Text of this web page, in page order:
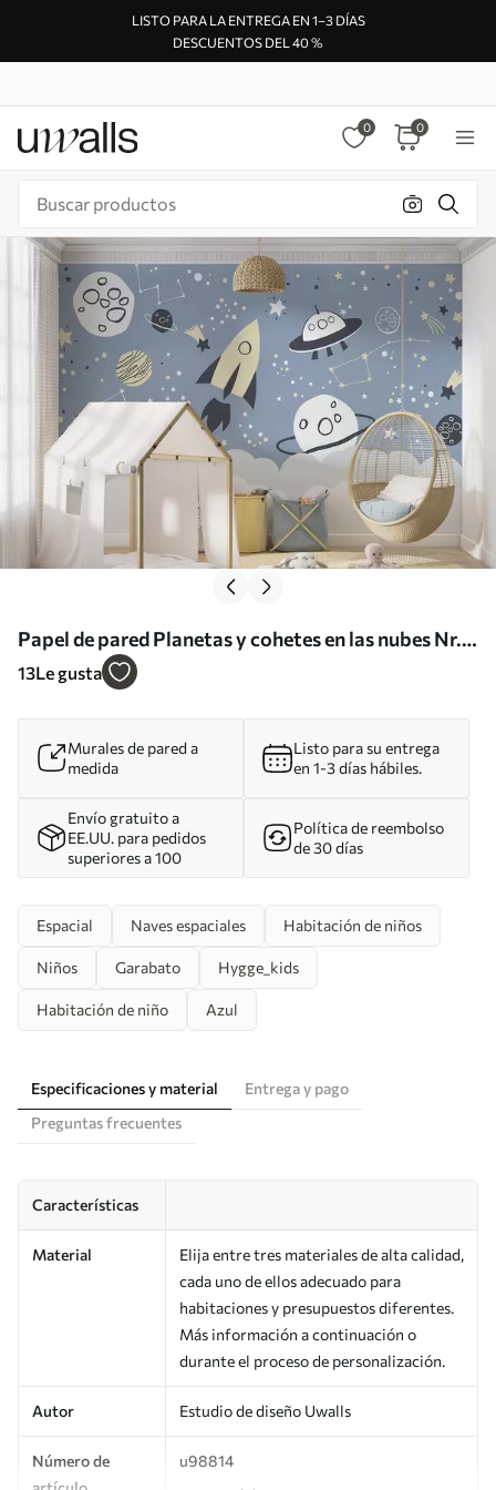
LISTO PARA LA ENTREGA EN 1–3 DÍAS
DESCUENTOS DEL 40 %
0 0
Papel de pared Planetas y cohetes en las nubes Nr.
u98814
13Le gusta
Murales de pared a
medida
Listo para su entrega
en 1-3 días hábiles.
Envío gratuito a
EE.UU. para pedidos
superiores a 100
Política de reembolso
de 30 días
Espacial Naves espaciales Habitación de niños
Niños Garabato Hygge_kids
Habitación de niño Azul
Especificaciones y material
Entrega y pago
Preguntas frecuentes
Características
Material
Elija entre tres materiales de alta calidad,
cada uno de ellos adecuado para
habitaciones y presupuestos diferentes.
Más información a continuación o
durante el proceso de personalización.
Autor Estudio de diseño Uwalls
Número de
u98814